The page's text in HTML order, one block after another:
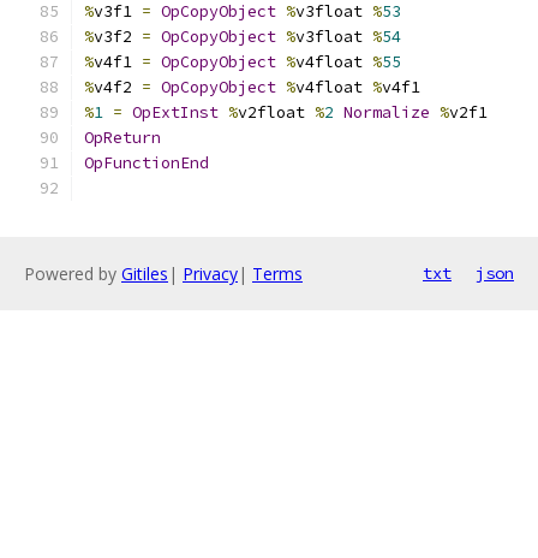
%v3f1 = OpCopyObject %v3float %53
%v3f2 = OpCopyObject %v3float %54
%v4f1 = OpCopyObject %v4float %55
%v4f2 = OpCopyObject %v4float %v4f1
%1 = OpExtInst %v2float %2 Normalize %v2f1
OpReturn
OpFunctionEnd
Powered by Gitiles | Privacy| Terms txt json